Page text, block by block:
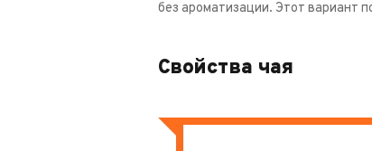
без ароматизации. Этот вариант
Свойства чая